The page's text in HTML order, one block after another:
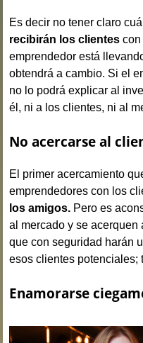
Es decir no tener claro
recibirán los clientes con
emprendedor está
obtendrá a cambio. Si el
no lo podrá explicar al
él, ni a los clientes, ni al
No acercarse al
El primer acercamiento
emprendedores con los
los amigos. Pero es
al mercado y se
que con seguridad harán
esos clientes potenciales;
Enamorarse